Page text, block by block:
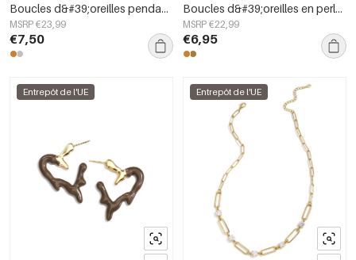
Boucles d&#39;oreilles pendantes en forme de cœur, série simple et décontractée pour le quotidien, bijoux pour femmes
MSRP €23,99
€7,50
Boucles d&#39;oreilles en perles d&#39;acier inoxydable, style floral, collection romantique décontractée pour le quotidien, bijoux pour femmes
MSRP €22,99
€6,95
Entrepôt de l'UE Entrepôt de l'UE